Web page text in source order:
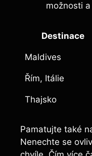
možnosti
Destinace
Maldives
Řím, Itálie
Thajsko
Pamatujte také
Nenechte se